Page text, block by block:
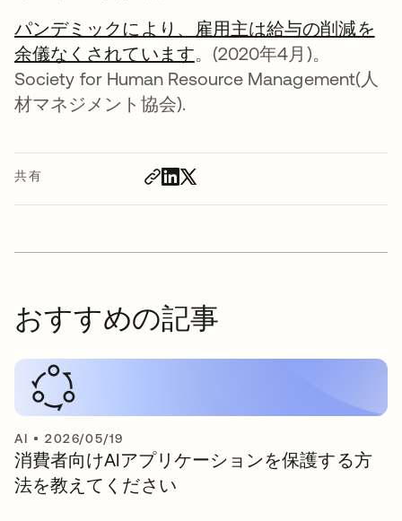
共有
パンデミックにより、雇用主は給与の削減を
余儀なくされています新しいタブで開く
。(2020年4月)。
Society for Human Resource Management(人
材マネジメント協会).
おすすめの記事
AI •2026/05/19
消費者向けAIアプリケーションを保護する方
法を教えてください